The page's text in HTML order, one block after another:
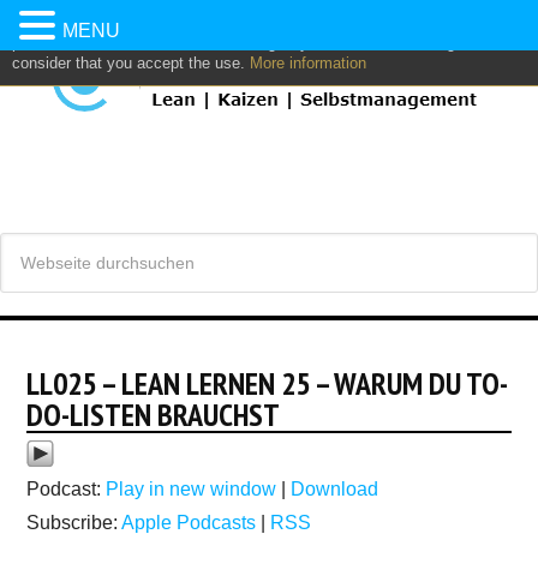
This website uses own and/or third parties cookies to: analyze,
personalize content and/or advertising. If you continue browsing, we
consider that you accept the use. More information
LL025 – LEAN LERNEN 25 – WARUM DU TO-
DO-LISTEN BRAUCHST
Podcast: Play in new window
Download
Subscribe:Apple Podcasts RSS
MENU